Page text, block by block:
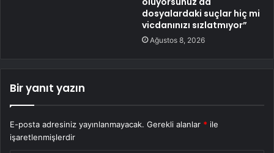
dosyalardaki suçlar hiç mi
vicdanınızı sızlatmıyor”
Ağustos 8, 2026
Bir yanıt yazın
E-posta adresiniz yayınlanmayacak. Gerekli alanlar * ile
işaretlenmişlerdir